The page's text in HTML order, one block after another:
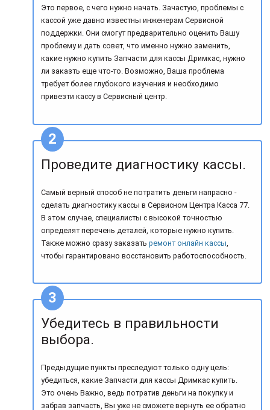
Это первое, с чего нужно начать. Зачастую, проблемы с
кассой уже давно известны инженерам Сервисной
поддержки. Они смогут предварительно оценить Вашу
проблему и дать совет, что именно нужно заменить,
какие нужно купить Запчасти для кассы Дримкас, нужно
ли заказть еще что-то. Возможно, Ваша проблема
требует более глубокого изучения и необходимо
привезти кассу в Сервисный центр.
Проведите диагностику кассы.
Самый верный способ не потратить деньги напрасно -
сделать диагностику кассы в Сервисном Центра Касса 77.
В этом случае, специалисты с высокой точностью
определят перечень деталей, которые нужно купить.
Также можно сразу заказатьремонт онлайн кассы
чтобы гарантировано восстановить работоспособность.
Убедитесь в правильности
выбора.
Предыдущие пункты преследуют только одну цель:
убедиться, какие Запчасти для кассы Дримкас купить.
Это очень Важно, ведь потратив деньги на покупку и
забрав запчасть, Вы уже не сможете вернуть ее обратно